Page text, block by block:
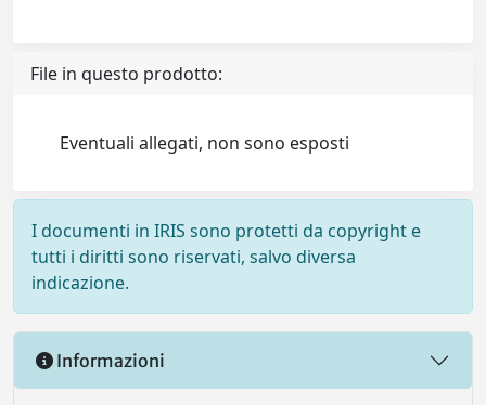
File in questo prodotto:
Eventuali allegati, non sono esposti
I documenti in IRIS sono protetti da copyright e
tutti i diritti sono riservati, salvo diversa
indicazione.
Informazioni